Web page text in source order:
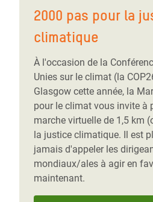
2000 pas pour la
climatique
À l'occasion de la
Unies sur le climat (la
Glasgow cette année, la
pour le climat vous invite à
marche virtuelle de 1,5 km
la justice climatique. Il est
jamais d'appeler les
mondiaux/ales à agir en
maintenant.